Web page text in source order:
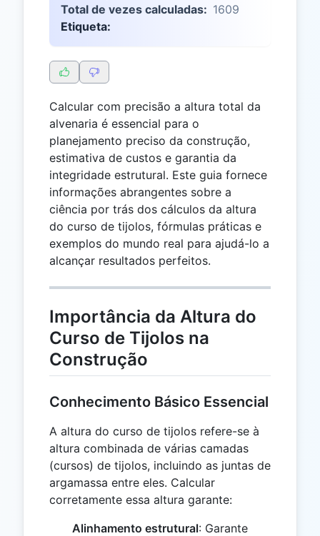
Total de vezes calculadas: 1609
Etiqueta:
Calcular com precisão a altura total da
alvenaria é essencial para o
planejamento preciso da construção,
estimativa de custos e garantia da
integridade estrutural. Este guia fornece
informações abrangentes sobre a
ciência por trás dos cálculos da altura
do curso de tijolos, fórmulas práticas e
exemplos do mundo real para ajudá-lo a
alcançar resultados perfeitos.
Importância da Altura do
Curso de Tijolos na
Construção
Conhecimento Básico Essencial
A altura do curso de tijolos refere-se à
altura combinada de várias camadas
(cursos) de tijolos, incluindo as juntas de
argamassa entre eles. Calcular
corretamente essa altura garante:
Alinhamento estrutural: Garante